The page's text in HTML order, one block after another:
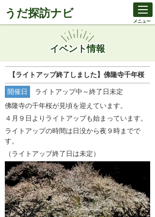
メニュー
うだ探訪ナビ
イベント情報
【ライトアップ終了しました】佛隆寺千年桜
開催日
ライトアップ中～終了日未定
佛隆寺の千年桜が見頃を迎えています。
４月９日よりライトアップも始まっています。
ライトアップの時間は日没から夜９時までで
す。
（ライトアップ終了日は未定）